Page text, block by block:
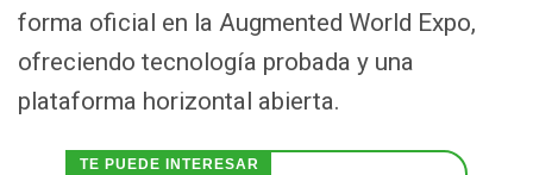
forma oficial en la Augmented World Expo,
ofreciendo tecnología probada y una
plataforma horizontal abierta.